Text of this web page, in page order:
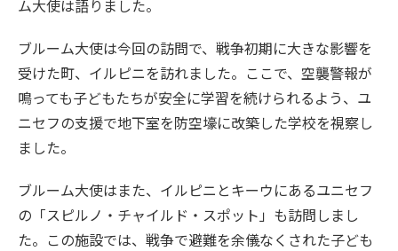
ム大使は語りました。
ブルーム大使は今回の訪問で、戦争初期に大きな影響を
受けた町、イルピニを訪れました。ここで、空襲警報が
鳴っても子どもたちが安全に学習を続けられるよう、ユ
ニセフの支援で地下室を防空壕に改築した学校を視察し
ました。
ブルーム大使はまた、イルピニとキーウにあるユニセフ
の「スピルノ・チャイルド・スポット」も訪問しまし
た。この施設では、戦争で避難を余儀なくされた子ども